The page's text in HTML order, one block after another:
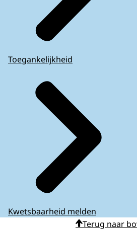
Toegankelijkheid
Kwetsbaarheid melden
Terug naar